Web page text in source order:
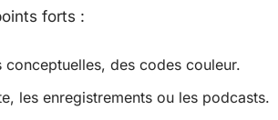
forts :
conceptuelles, des codes couleur.
les enregistrements ou les podcasts.